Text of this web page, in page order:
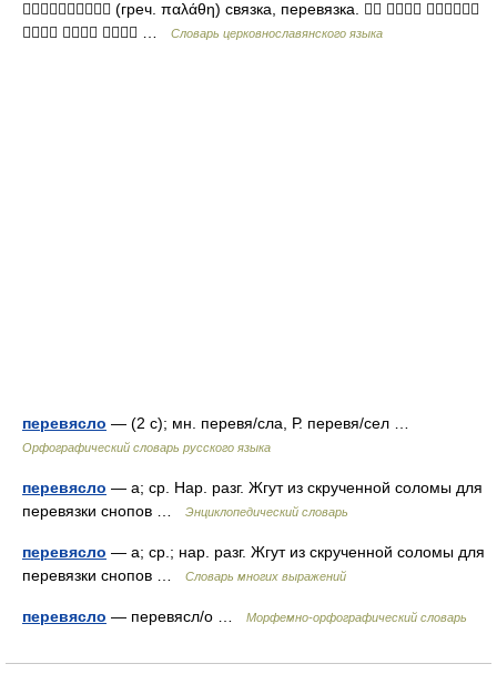
 (греч. παλάθη) связка, перевязка.   
   …
Словарь церковнославянского языка
перевясло — (2 с); мн. перевя/сла, Р. перевя/сел …
Орфографический словарь русского языка
перевясло — а; ср. Нар. разг. Жгут из скрученной соломы для
перевязки снопов …
Энциклопедический словарь
перевясло — а; ср.; нар. разг. Жгут из скрученной соломы для
перевязки снопов …
Словарь многих выражений
перевясло — перевясл/о … Морфемно-орфографический словарь